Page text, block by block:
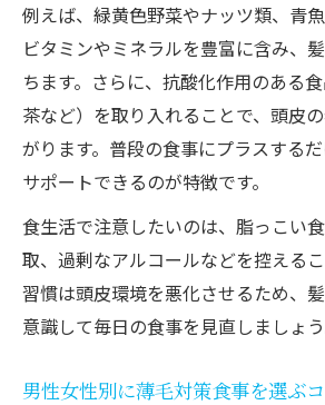
薄毛食事関係ない説を科学
薄毛対策と食事の因果関係
髪の毛に良い食事が薄毛
薄毛対策の食事法が持つ
薄毛改善に必要な食事の位
例えば、緑黄色野菜やナッツ類、青
ビタミンやミネラルを豊富に含み、
ちます。さらに、抗酸化作用のある
茶など）を取り入れることで、頭皮
がります。普段の食事にプラスする
サポートできるのが特徴です。
食生活で注意したいのは、脂っこい
取、過剰なアルコールなどを控える
習慣は頭皮環境を悪化させるため、
意識して毎日の食事を見直しましょう
男性女性別に薄毛対策食事を選ぶ